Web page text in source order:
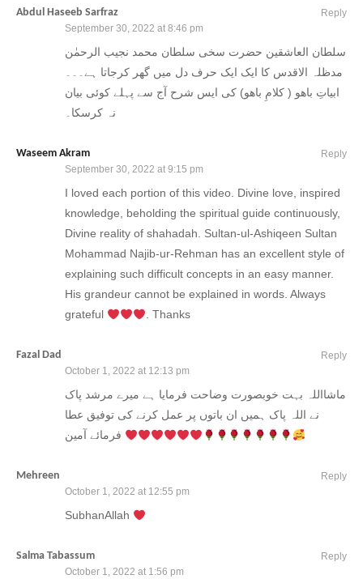
Abdul Haseeb Sarfraz
September 30, 2022 at 8:46 pm
سلطان العاشقین حضرت سخی سلطان محمد نجیب الرحمٰن
مدظلہ الاقدس کا ایک ایک حرف دل میں گھر کرجاتا ہے۔۔۔
ابیاتِ باھو ( کلامِ باھو) کی ایس شرح آج سے پہلے کوئی بیان
نہ کرسکا۔
Reply
Waseem Akram
September 30, 2022 at 9:15 pm
I loved each portion of this video. Divine love, inspired
knowledge, beholding the spiritual guide continuously,
Divine reality of shahadah. Sultan-ul-Ashiqeen Sultan
Mohammad Najib-ur-Rehman has an excellent style of
explaining such difficult concepts in an easy manner.
His grandeur cannot be explained in words. Always
grateful
. Thanks
Reply
Fazal Dad
October 1, 2022 at 12:13 pm
ماشااللہ بہت خوبصورت وضاحت فرمایا ہے میرے مرشد پاک
نے اللہ پاک ہمیں ان باتوں پر عمل کرنے کی توفیق عطا
Reply
Mehreen
October 1, 2022 at 12:55 pm
SubhanAllah
Reply
Salma Tabassum
October 1, 2022 at 1:56 pm
Reply